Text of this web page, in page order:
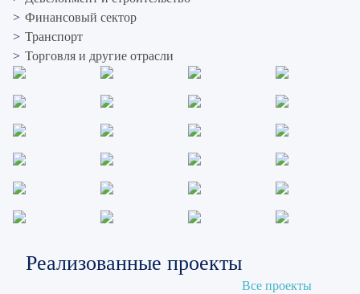
Финансовый сектор
Транспорт
Торговля и другие отрасли
Реализованные проекты
Все проекты